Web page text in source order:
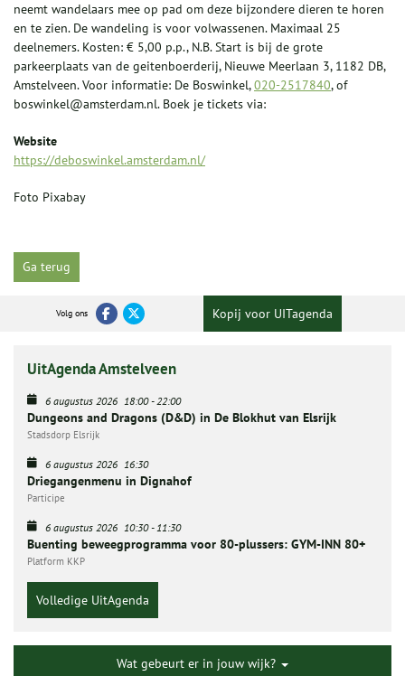
neemt wandelaars mee op pad om deze bijzondere dieren te horen
en te zien. De wandeling is voor volwassenen. Maximaal 25
deelnemers. Kosten: € 5,00 p.p., N.B. Start is bij de grote
parkeerplaats van de geitenboerderij, Nieuwe Meerlaan 3, 1182 DB,
Amstelveen. Voor informatie: De Boswinkel,020-2517840, of
boswinkel@amsterdam.nl. Boek je tickets via:
Website
https://deboswinkel.amsterdam.nl/
Foto Pixabay
Ga terug
Volg ons Kopij voor UITagenda
UitAgenda Amstelveen
6 augustus 2026 18:00-22:00
Dungeons and Dragons (D&D) in De Blokhut van Elsrijk
Stadsdorp Elsrijk
6 augustus 2026 16:30
Driegangenmenu in Dignahof
Participe
6 augustus 2026 10:30-11:30
Buenting beweegprogramma voor 80-plussers: GYM-INN 80+
Platform KKP
Volledige UitAgenda
Wat gebeurt er in jouw wijk?